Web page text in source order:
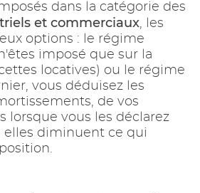
dans la catégorie des
et commerciaux, les
options : le régime
imposé que sur la
locatives) ou le régime
vous déduisez les
de vos
lorsque vous les déclarez
elles diminuent ce qui